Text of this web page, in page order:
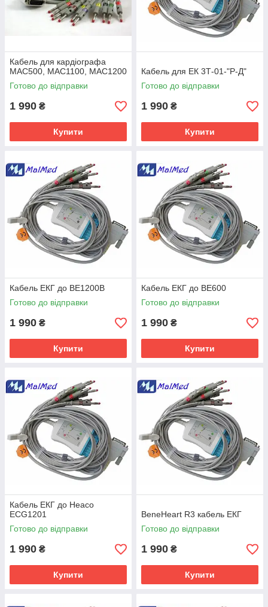
Кабель для кардіографа
MAC500, MAC1100, MAC1200
Готово до відправки
1 990 ₴
Купити
Кабель для ЕК 3Т-01-"Р-Д"
Готово до відправки
1 990 ₴
Купити
Кабель ЕКГ до ВЕ1200В
Готово до відправки
1 990 ₴
Купити
Кабель ЕКГ до BE600
Готово до відправки
1 990 ₴
Купити
Кабель ЕКГ до Heaco
ECG1201
Готово до відправки
1 990 ₴
Купити
BeneHeart R3 кабель ЕКГ
Готово до відправки
1 990 ₴
Купити